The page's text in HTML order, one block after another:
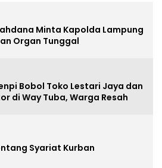
Minta Kapolda Lampung
Organ Tunggal
Bobol Toko Lestari Jaya dan
di Way Tuba, Warga Resah
Syariat Kurban